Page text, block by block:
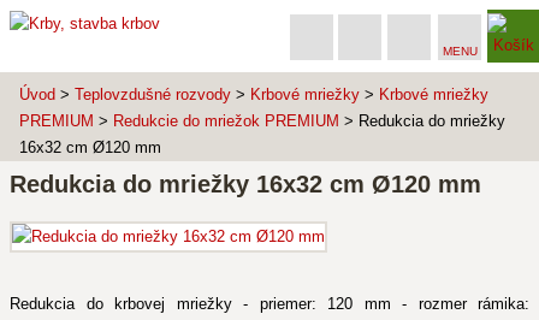
MENU
Úvod > Teplovzdušné rozvody > Krbové mriežky > Krbové mriežky
PREMIUM > Redukcie do mriežok PREMIUM > Redukcia do mriežky
16x32 cm Ø120 mm
Redukcia do mriežky 16x32 cm Ø120 mm
Redukcia do krbovej mriežky - priemer: 120 mm - rozmer rámika: